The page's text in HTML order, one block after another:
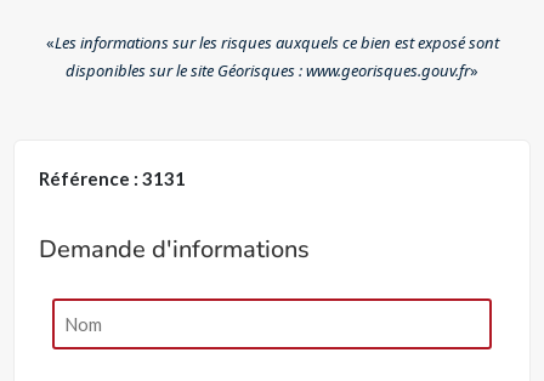
«Les informations sur les risques auxquels ce bien est exposé sont
disponibles sur le site Géorisques : www.georisques.gouv.fr»
Référence : 3131
Demande d'informations